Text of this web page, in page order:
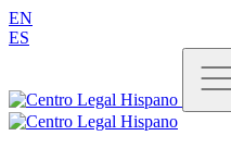
EN
ES